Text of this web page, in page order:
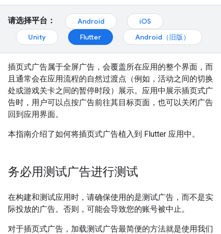
请选择平台： Android
iOS
Unity
Flutter Android（旧版）
插页式广告属于全屏广告，会覆盖所在应用的整个界面，而
且通常会在应用流程的自然过渡点（例如，活动之间的切换
处或游戏关卡之间的暂停时段）展示。应用中展示插页式广
告时，用户可以点按广告前往其目标页面，也可以关闭广告
回到应用界面。
本指南介绍了如何将插页式广告植入到 Flutter 应用中。
务必用测试广告进行测试
在构建和测试应用时，请确保使用的是测试广告，而不是实
际投放的广告。否则，可能会导致您的账号被中止。
对于插页式广告，加载测试广告最简便的方法就是使用我们